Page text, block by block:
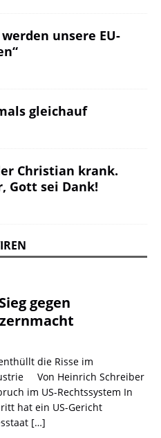
unsere EU-
gleichauf
Christian krank.
Gott sei Dank!
gegen
die Risse im
Von Heinrich Schreiber
im US-Rechtssystem In
hat ein US-Gericht
[…]